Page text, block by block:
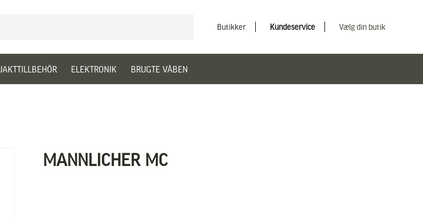
Butikker Kundeservice Vælg din butik
JAKTTILLBEHÖR ELEKTRONIK BRUGTE VÅBEN
MANNLICHER MC